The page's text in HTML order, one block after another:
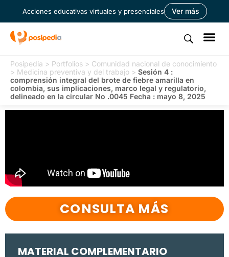
Acciones educativas virtuales y presenciales Ver más
Posipedia > Portfolios > Comunidad nacional de conocimiento
> Medicina preventiva y del trabajo > Sesión 4 :
comprensión integral del brote de fiebre amarilla en
colombia, sus implicaciones, marco legal y regulatorio,
delineado en la circular No .0045 Fecha : mayo 8, 2025
CONSULTA MÁS
MATERIAL COMPLEMENTARIO